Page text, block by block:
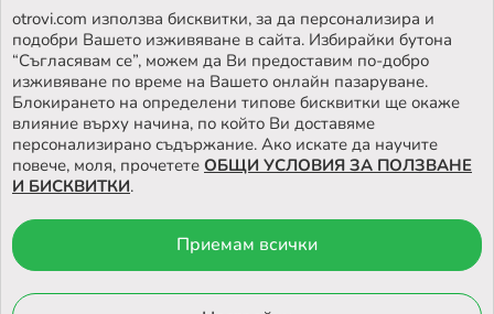
НАМЕРЕТЕ НАШИЯТ МАГАЗИН
© 2026 Otrovi.com. Всички права запазени ™ |Карта на сайта
Онлайн магазин
otrovi.com използва бисквитки, за да персонализира и
подобри Вашето изживяване в сайта. Избирайки бутона
“Съгласявам се”, можем да Ви предоставим по-добро
изживяване по време на Вашето онлайн пазаруване.
Блокирането на определени типове бисквитки ще окаже
влияние върху начина, по който Ви доставяме
персонализирано съдържание. Ако искате да научите
повече, моля, прочетете ОБЩИ УСЛОВИЯ ЗА ПОЛЗВАНЕ
И БИСКВИТКИ.
Приемам всички